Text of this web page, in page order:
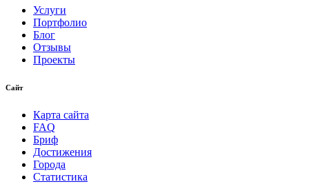
Услуги
Портфолио
Блог
Отзывы
Проекты
Сайт
Карта сайта
FAQ
Бриф
Достижения
Города
Статистика